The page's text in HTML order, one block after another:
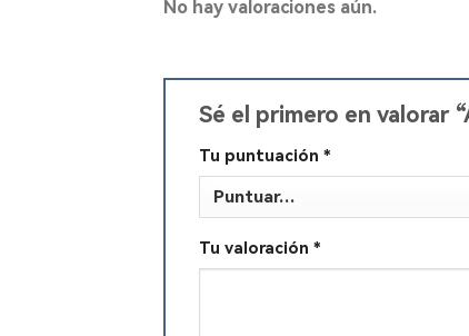
No hay valoraciones aún.
Sé el primero en valorar
Tu puntuación *
Tu valoración *